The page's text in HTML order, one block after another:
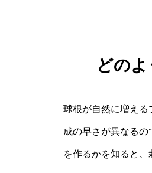
どの
球根が自然に増える
成の早さが異なる
を作るかを知ると、